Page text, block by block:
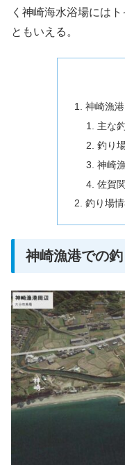
く神崎海水浴場には
ともいえる。
神崎漁
主な
釣り
神崎
佐賀
釣り場
神崎漁港での